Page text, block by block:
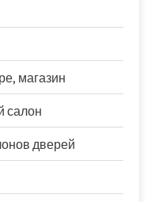
магазин
салон
дверей